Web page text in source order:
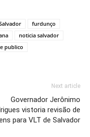
furdunço
noticia salvador
publico
Next article
Governador Jerônimo
vistoria revisão de
para VLT de Salvador